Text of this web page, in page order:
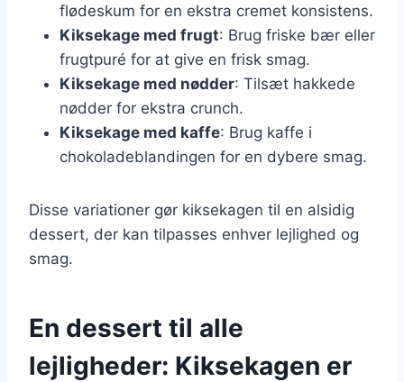
flødeskum for en ekstra cremet konsistens.
Kiksekage med frugt: Brug friske bær eller
frugtpuré for at give en frisk smag.
Kiksekage med nødder: Tilsæt hakkede
nødder for ekstra crunch.
Kiksekage med kaffe: Brug kaffe i
chokoladeblandingen for en dybere smag.
Disse variationer gør kiksekagen til en alsidig
dessert, der kan tilpasses enhver lejlighed og
smag.
En dessert til alle
lejligheder: Kiksekagen er